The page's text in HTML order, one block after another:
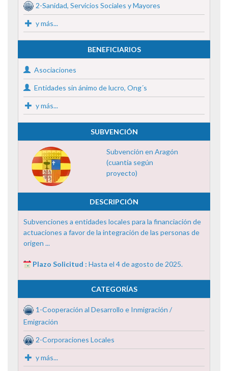
2-Sanidad, Servicios Sociales y Mayores
y más...
BENEFICIARIOS
Asociaciones
Entidades sin ánimo de lucro, Ong´s
y más...
SUBVENCIÓN
Subvención en Aragón
(cuantía según
proyecto)
DESCRIPCIÓN
Subvenciones a entidades locales para la financiación de
actuaciones a favor de la integración de las personas de
origen ...
Plazo Solicitud : Hasta el 4 de agosto de 2025.
CATEGORÍAS
1-Cooperación al Desarrollo e Inmigración /
Emigración
2-Corporaciones Locales
y más...